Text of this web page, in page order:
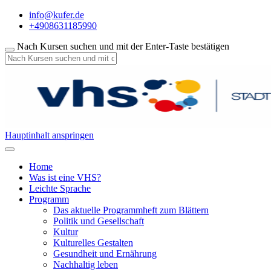
info@kufer.de
+4908631185990
Nach Kursen suchen und mit der Enter-Taste bestätigen
Hauptinhalt anspringen
Home
Was ist eine VHS?
Leichte Sprache
Programm
Das aktuelle Programmheft zum Blättern
Politik und Gesellschaft
Kultur
Kulturelles Gestalten
Gesundheit und Ernährung
Nachhaltig leben